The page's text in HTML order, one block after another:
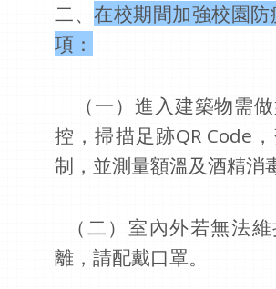
二、在校期間加強校園防
項：
（一）進入建築物需
控，掃描足跡QR Code
制，並測量額溫及酒精消
（二）室內外若無法
離，請配戴口罩。